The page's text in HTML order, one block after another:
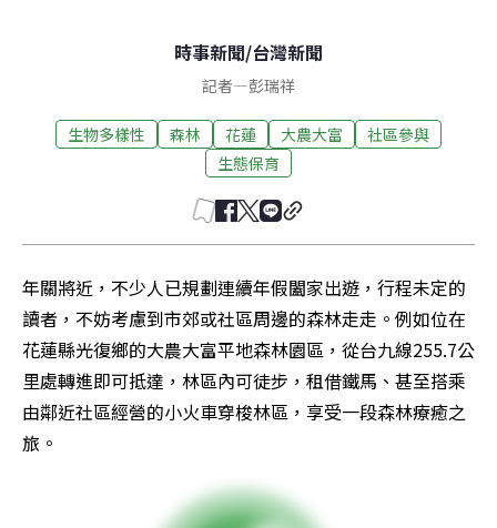
時事新聞/台灣新聞
記者—彭瑞祥
生物多樣性 森林 花蓮 大農大富
社區參與
生態保育
年關將近，不少人已規劃連續年假闔家出遊，行程未定的
讀者，不妨考慮到市郊或社區周邊的森林走走。例如位在
花蓮縣光復鄉的大農大富平地森林園區，從台九線255.7公
里處轉進即可抵達，林區內可徒步，租借鐵馬、甚至搭乘
由鄰近社區經營的小火車穿梭林區，享受一段森林療癒之
旅。